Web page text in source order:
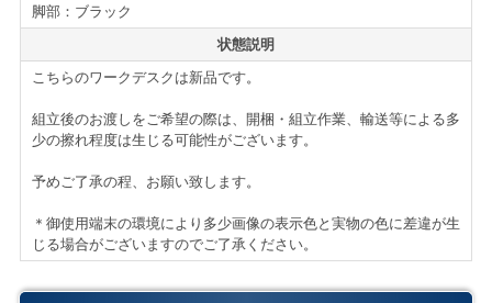
【送料・配送について】
＊神奈川、首都圏対応
横浜市内 1,000円（税別）から（軒先渡し ＊簡単な搬
東京都内 5,000円（税別）から
＊お客様のご要望に応じたお渡し方法で送料算出致しま
自社便についてはこちら
脚部：ブラック
状態説明
こちらのワークデスクは新品です。
組立後のお渡しをご希望の際は、開梱・組立作業、輸送等による多
少の擦れ程度は生じる可能性がございます。
予めご了承の程、お願い致します。
＊御使用端末の環境により多少画像の表示色と実物の色に差違が生
じる場合がございますのでご了承ください。